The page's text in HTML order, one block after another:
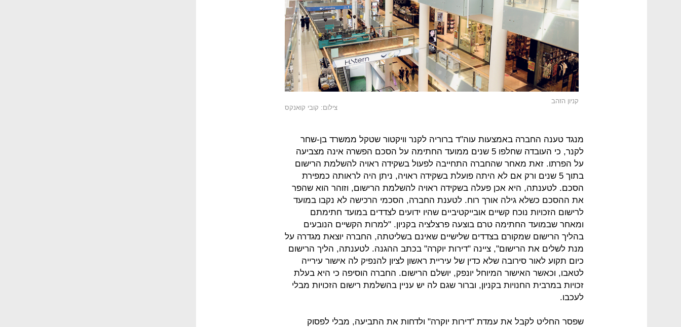
קניון הזהב
צילום: קובי קואנקס
מנגד טענה החברה באמצעות עוה"ד ברוריה לקנר וויקטור שטקל ממשרד בן-שחר
לקנר, כי העובדה שחלפו 5 שנים ממועד החתימה על הסכם הפשרה אינה מצביעה
על הפרתו. זאת מאחר שהחברה התחייבה לפעול בשקידה ראויה להשלמת הרישום
בתוך 5 שנים ורק אם לא היתה פועלת בשקידה ראויה, ניתן היה לראותה כמפירת
הסכם. לטענתה, היא אכן פעלה בשקידה ראויה להשלמת הרישום, וזוהר הוא שהפר
את ההסכם כשלא גילה אורך רוח. לטענת החברה, הסכמי הרכישה לא נקבו במועד
לרישום הזכויות נוכח קשיים אובייקטיביים שהיו ידועים לצדדים במועד חתימתם
ומאחר שבמועד החתימה טרם בוצעה פרצלציה בקניון. "למרות הקשיים הנובעים
בהליך הרישום שמקורם בצדדים שלישיים שאינם בשליטתה, החברה יוצאת מגדרה על
מנת לשלים את הרישום", ציינה "דירות יוקרה" בכתב ההגנה. לטענתה, הליך הרישום
כיום תקוע לאור סירובה שלא כדין של עיריית ראשון לציון להנפיק לה אישור עירייה
לטאבו, וכאשר האישור המיוחל יונפק, יושלם הרישום. החברה הוסיפה כי היא בעלת
זכויות במרבית החנויות בקניון, וברור שגם לה יש עניין בהשלמת רישום הזכויות מבלי
לעכבו.
שפסר החליט לקבל את עמדת "דירות יוקרה" ולדחות את התביעה, מבלי לפסוק